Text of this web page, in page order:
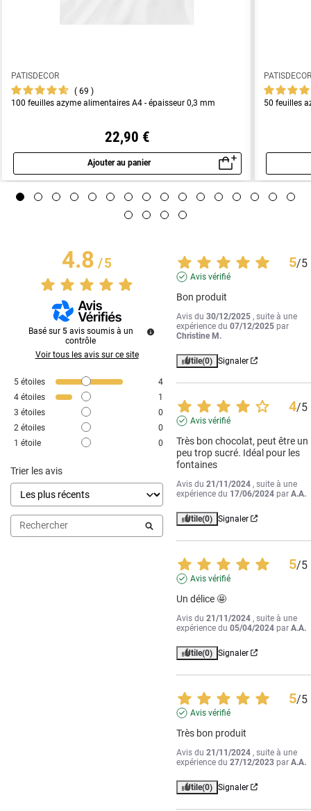
PATISDECOR
69
100 feuilles azyme alimentaires A4 - épaisseur 0,3 mm
22,90 €
Ajouter au panier
Aperçu rapide
50 feuilles
4.8/5
Basé sur 5 avis soumis à un
contrôle
Voir tous les avis sur ce site
5 étoiles
4
4 étoiles
1
3 étoiles
0
2 étoiles
0
1 étoile 0
Trier les avis
5/5
Avis vérifié
Bon produit
Avis du30/12/2025 , suite à une
expérience du07/12/2025 par
Christine M.
Utile(0) Signaler
4/5
Avis vérifié
Très bon chocolat, peut être un
peu trop sucré. Idéal pour les
fontaines
Avis du21/11/2024 , suite à une
expérience du 17/06/2024 parA.A.
Utile(0) Signaler
5/5
Avis vérifié
Un délice 🤩
Avis du21/11/2024 , suite à une
expérience du05/04/2024 parA.A.
Utile(0) Signaler
5/5
Avis vérifié
Très bon produit
Avis du21/11/2024 , suite à une
expérience du27/12/2023 parA.A.
Utile(0) Signaler